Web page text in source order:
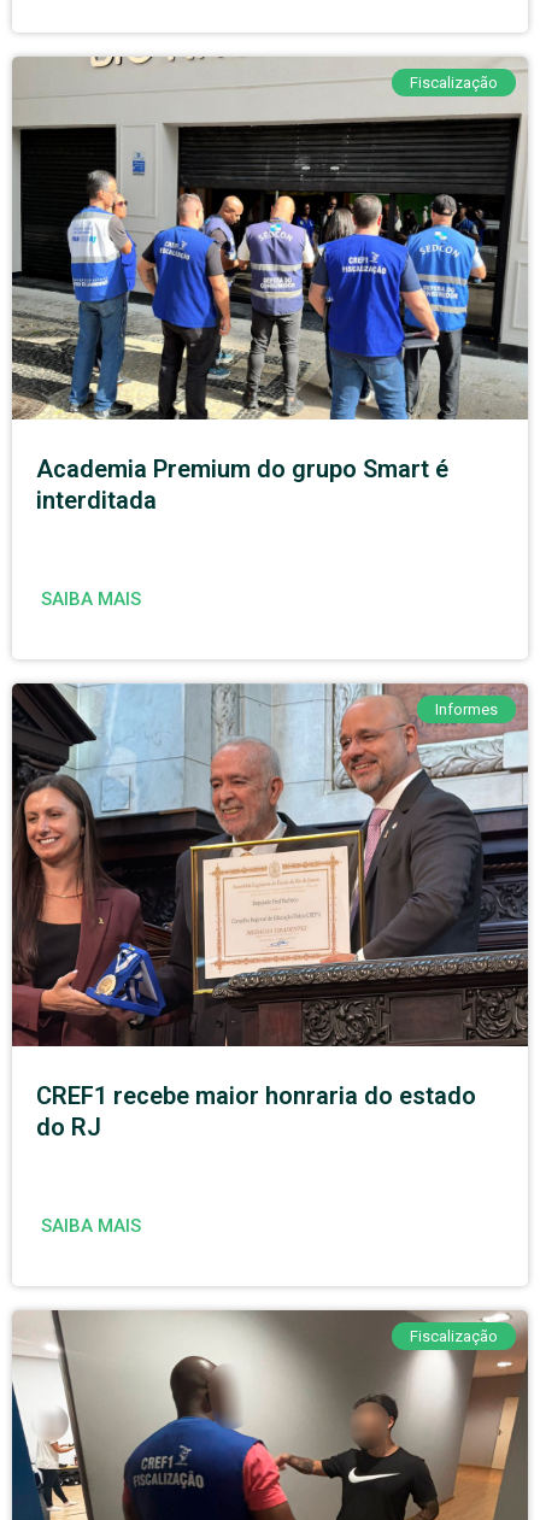
Fiscalização
Academia Premium do grupo Smart é
interditada
SAIBA MAIS
Informes
CREF1 recebe maior honraria do estado
do RJ
SAIBA MAIS
Fiscalização